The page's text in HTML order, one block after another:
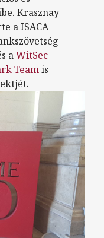
Krasznay
a ISACA
aWitSec
Teamis